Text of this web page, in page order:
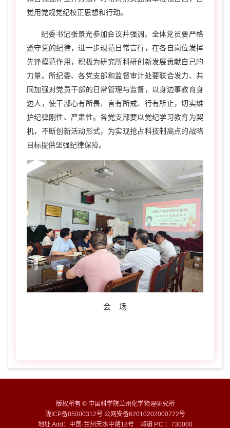
觉用党规党纪校正思想和行动。
纪委书记张景光参加会议并强调，全体党员要严格
遵守党的纪律，进一步规范日常言行，在各自岗位发挥
先锋模范作用，积极为研究所科研创新发展贡献自己的
力量。所纪委、各党支部和监督审计处要联合发力、共
同加强对党员干部的日常管理与监督，以身边事教育身
边人，使干部心有所畏、言有所戒、行有所止，切实维
护纪律刚性、严肃性。各党支部要以党纪学习教育为契
机，不断创新活动形式，为实现抢占科技制高点的战略
目标提供坚强纪律保障。
会 场
版权所有 © 中国科学院兰州化学物理研究所
陇ICP备05000312号 公网安备62010202000722号
地址 Add：中国·兰州天水中路18号 邮编 P.C.：730000